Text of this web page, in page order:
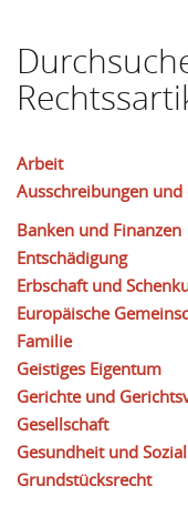
Arbeit
Ausschreibungen
Banken und Finanzen
Entschädigung
Erbschaft und
Europäische
Familie
Geistiges Eigentum
Gerichte und
Gesellschaft
Gesundheit und
Grundstücksrecht